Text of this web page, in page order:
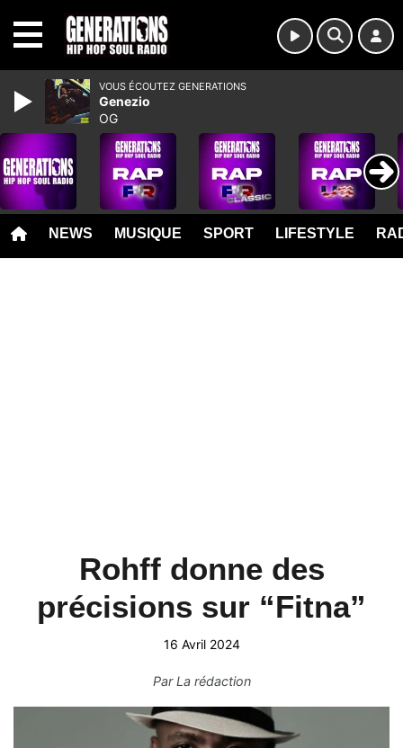
NEWS MUSIQUE SPORT LIFESTYLE
Rohff donne des
précisions sur “Fitna”
16 Avril 2024
ParLa rédaction
VOUS ÉCOUTEZ GENERATIONS
Genezio
OG